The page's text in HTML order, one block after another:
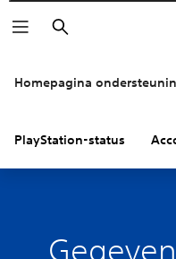
Zoeken
Homepagina
PlayStation-status